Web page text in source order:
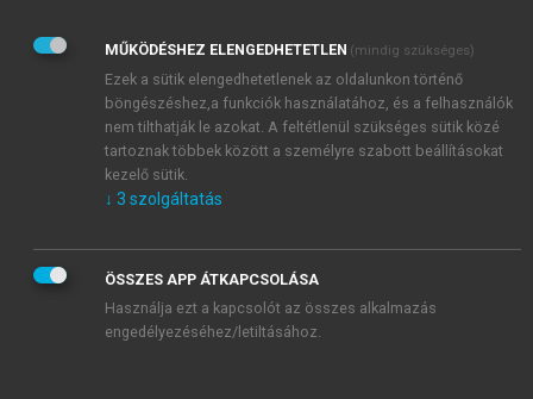
Adatkezelési tájékoztatóbanfoglaltakat tudomásul
veszem és elfogadom.
Általános vásárlási feltételeket, valamint a szotar.netés a
mersz.huoldalak licencszerződéseiben foglaltakat
tudomásul veszem és elfogadom.
KIPRÓBÁLOM
MŰKÖDÉSHEZ ELENGEDHETETLEN (mindig szükséges)
Ezek a sütik elengedhetetlenek az oldalunkon történő
böngészéshez,a funkciók használatához, és a felhasználók
nem tilthatják le azokat. A feltétlenül szükséges sütik közé
tartoznak többek között a személyre szabott beállításokat
kezelő sütik.
↓ 3 szolgáltatás
ÖSSZES APP ÁTKAPCSOLÁSA
Használja ezt a kapcsolót az összes alkalmazás
engedélyezéséhez/letiltásához.